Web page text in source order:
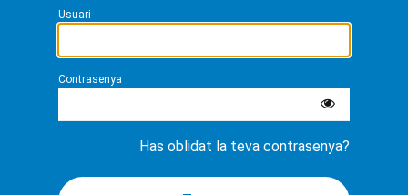
Usuari
Contrasenya
Has oblidat la teva contrasenya?